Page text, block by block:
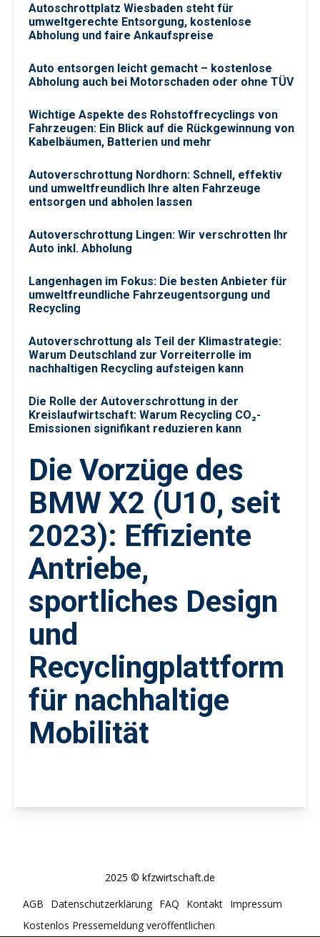
Autoschrottplatz Wiesbaden steht für
umweltgerechte Entsorgung, kostenlose
Abholung und faire Ankaufspreise
Auto entsorgen leicht gemacht – kostenlose
Abholung auch bei Motorschaden oder ohne TÜV
Wichtige Aspekte des Rohstoffrecyclings von
Fahrzeugen: Ein Blick auf die Rückgewinnung von
Kabelbäumen, Batterien und mehr
Autoverschrottung Nordhorn: Schnell, effektiv
und umweltfreundlich Ihre alten Fahrzeuge
entsorgen und abholen lassen
Autoverschrottung Lingen: Wir verschrotten Ihr
Auto inkl. Abholung
Langenhagen im Fokus: Die besten Anbieter für
umweltfreundliche Fahrzeugentsorgung und
Recycling
Autoverschrottung als Teil der Klimastrategie:
Warum Deutschland zur Vorreiterrolle im
nachhaltigen Recycling aufsteigen kann
Die Rolle der Autoverschrottung in der
Kreislaufwirtschaft: Warum Recycling CO₂-
Emissionen signifikant reduzieren kann
Die Vorzüge des
BMW X2 (U10, seit
2023): Effiziente
Antriebe,
sportliches Design
und
Recyclingplattform
für nachhaltige
Mobilität
2025 © kfzwirtschaft.de
AGB
Datenschutzerklärung FAQ Kontakt Impressum
Kostenlos Pressemeldung veröffentlichen